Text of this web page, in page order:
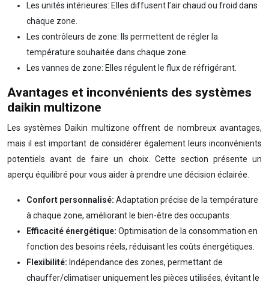
Les unités intérieures: Elles diffusent l’air chaud ou froid dans
chaque zone.
Les contrôleurs de zone: Ils permettent de régler la
température souhaitée dans chaque zone.
Les vannes de zone: Elles régulent le flux de réfrigérant.
Avantages et inconvénients des systèmes
daikin multizone
Les systèmes Daikin multizone offrent de nombreux avantages,
mais il est important de considérer également leurs inconvénients
potentiels avant de faire un choix. Cette section présente un
aperçu équilibré pour vous aider à prendre une décision éclairée.
Confort personnalisé: Adaptation précise de la température
à chaque zone, améliorant le bien-être des occupants.
Efficacité énergétique: Optimisation de la consommation en
fonction des besoins réels, réduisant les coûts énergétiques.
Flexibilité: Indépendance des zones, permettant de
chauffer/climatiser uniquement les pièces utilisées, évitant le